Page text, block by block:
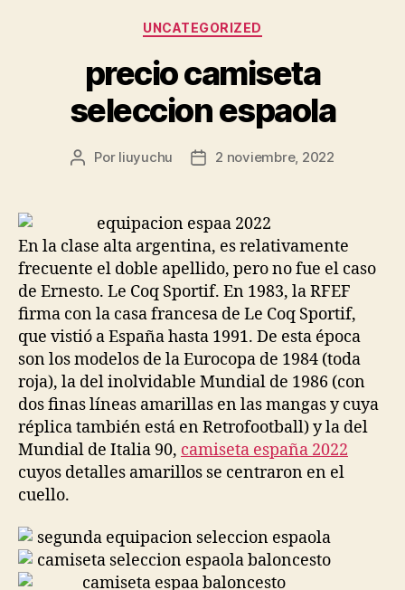
Categorías
UNCATEGORIZED
precio camiseta
seleccion espaola
Autor
entrada
Por liuyuchu
Fecha
entrada
2 noviembre, 2022
En la clase alta argentina, es relativamente
frecuente el doble apellido, pero no fue el caso
de Ernesto. Le Coq Sportif. En 1983, la RFEF
firma con la casa francesa de Le Coq Sportif,
que vistió a España hasta 1991. De esta época
son los modelos de la Eurocopa de 1984 (toda
roja), la del inolvidable Mundial de 1986 (con
dos finas líneas amarillas en las mangas y cuya
réplica también está en Retrofootball) y la del
Mundial de Italia 90, camiseta españa 2022
cuyos detalles amarillos se centraron en el
cuello.